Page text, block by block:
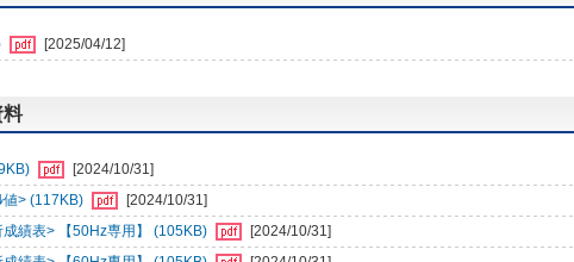
[2025/04/12]
料
[2024/10/31]
値> (117KB)
[2024/10/31]
績表> 【50Hz専用】 (105KB)
[2024/10/31]